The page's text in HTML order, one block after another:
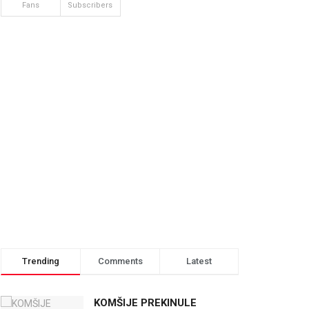
Fans Subscribers
Trending Comments Latest
KOMŠIJE PREKINULE